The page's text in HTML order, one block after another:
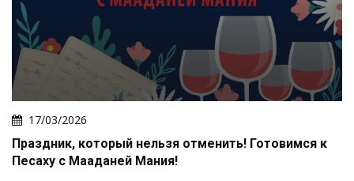
17/03/2026
Праздник, который нельзя отменить! Готовимся к
Песаху с Мааданей Мания!